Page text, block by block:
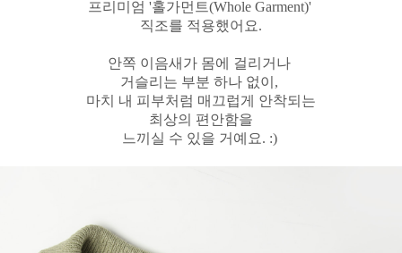
프리미엄 '홀가먼트(Whole Garment)'
직조를 적용했어요.
안쪽 이음새가 몸에 걸리거나
거슬리는 부분 하나 없이,
마치 내 피부처럼 매끄럽게 안착되는
최상의 편안함을
느끼실 수 있을 거예요. :)